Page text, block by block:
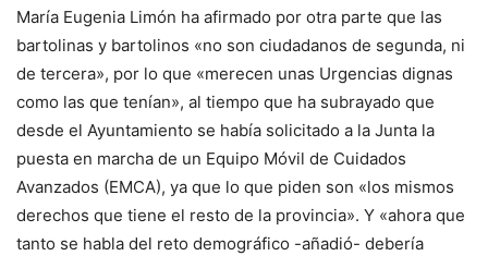
María Eugenia Limón ha afirmado por otra parte que las
bartolinas y bartolinos «no son ciudadanos de segunda, ni
de tercera», por lo que «merecen unas Urgencias dignas
como las que tenían», al tiempo que ha subrayado que
desde el Ayuntamiento se había solicitado a la Junta la
puesta en marcha de un Equipo Móvil de Cuidados
Avanzados (EMCA), ya que lo que piden son «los mismos
derechos que tiene el resto de la provincia». Y «ahora que
tanto se habla del reto demográfico -añadió- debería